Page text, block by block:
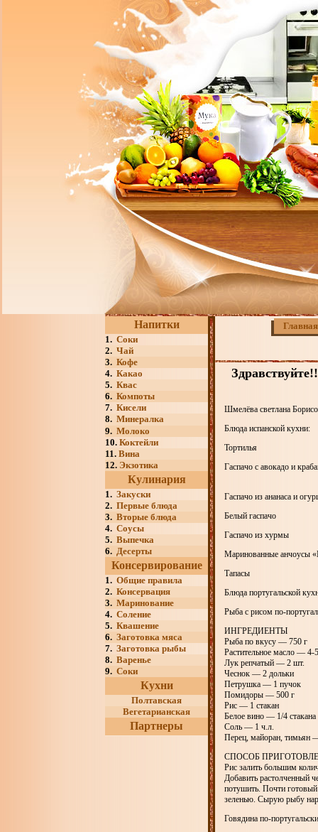
Напитки
1. Соки
2. Чай
3. Кофе
4. Какао
5. Квас
6. Компоты
7. Кисели
8. Минералка
9. Молоко
10. Коктейли
11. Вина
12. Экзотика
Кулинария
1. Закуски
2. Первые блюда
3. Вторые блюда
4. Соусы
5. Выпечка
6. Десерты
Консервирование
1. Общие правила
2. Консервация
3. Маринование
4. Соление
5. Квашение
6. Заготовка мяса
7. Заготовка рыбы
8. Варенье
9. Соки
Кухни
Полтавская
Вегетарианская
Партнеры
Главная
Шмелёва светлана
Блюда испанской кухни:
Тортилья
Гаспачо с авокадо и
Гаспачо из ананаса и
Белый гаспачо
Гаспачо из хурмы
Маринованные анчоусы
Тапасы
Блюда португальской
Рыба с рисом по-
ИНГРЕДИЕНТЫ
Рыба по вкусу — 750 г
Растительное масло — 4-
Лук репчатый — 2 шт.
Чеснок — 2 дольки
Петрушка — 1 пучок
Помидоры — 500 г
Рис — 1 стакан
Белое вино — 1/4 стакана
Соль — 1 ч.л.
Перец, майоран, тимьян
СПОСОБ
Рис залить большим
Добавить растолченный
потушить. Почти
зеленью. Сырую рыбу
Говядина по-португальски